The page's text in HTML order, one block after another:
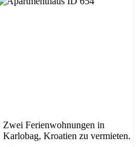
Zwei Ferienwohnungen in
Karlobag, Kroatien zu vermieten.